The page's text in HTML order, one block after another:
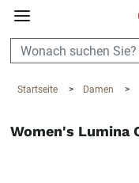
360°
Startseite > Damen >
Women's Lumina